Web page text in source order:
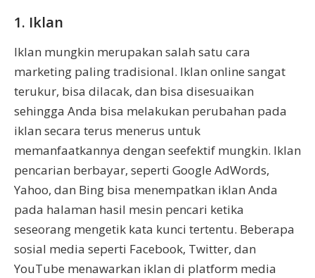
1. Iklan
Iklan mungkin merupakan salah satu cara
marketing paling tradisional. Iklan online sangat
terukur, bisa dilacak, dan bisa disesuaikan
sehingga Anda bisa melakukan perubahan pada
iklan secara terus menerus untuk
memanfaatkannya dengan seefektif mungkin. Iklan
pencarian berbayar, seperti Google AdWords,
Yahoo, dan Bing bisa menempatkan iklan Anda
pada halaman hasil mesin pencari ketika
seseorang mengetik kata kunci tertentu. Beberapa
sosial media seperti Facebook, Twitter, dan
YouTube menawarkan iklan di platform media